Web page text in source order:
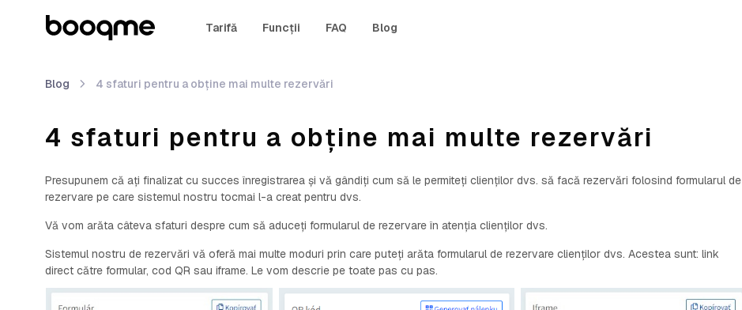
Tarifă Funcții FAQ Blog
Blog 4 sfaturi pentru a obține mai multe rezervări
4 sfaturi pentru a obține mai multe rezervări
Presupunem că ați finalizat cu succes înregistrarea și vă gândiți cum să le permiteți clienților dvs. să facă rezervări folosind formularul de
rezervare pe care sistemul nostru tocmai l-a creat pentru dvs.
Vă vom arăta câteva sfaturi despre cum să aduceți formularul de rezervare în atenția clienților dvs.
Sistemul nostru de rezervări vă oferă mai multe moduri prin care puteți arăta formularul de rezervare clienților dvs. Acestea sunt: link
direct către formular, cod QR sau iframe. Le vom descrie pe toate pas cu pas.